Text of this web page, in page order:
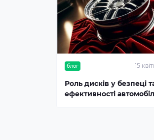
блог 15
Роль дисків у безпеці
ефективності